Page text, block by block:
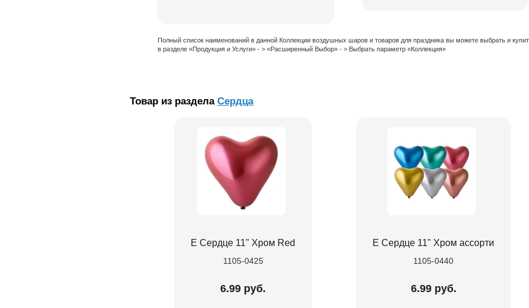
Полный список наименований в данной Коллекции воздушных шаров и товаров для праздника вы можете выбрать и
в разделе «Продукция и Услуги» - > «Расширенный Выбор» - > Выбрать параметр «Коллекция»
Товар из раздела Сердца
Е Сердце 11" Хром Red
1105-0425
6.99 руб.
Е Сердце 11" Хром ассорти
1105-0440
6.99 руб.